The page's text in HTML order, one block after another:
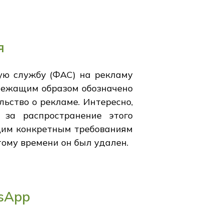
службу (ФАС) на рекламу
образом обозначено
о рекламе. Интересно,
распространение этого
конкретным требованиям
времени он был удален.